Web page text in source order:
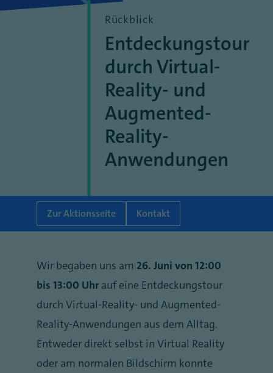
Rückblick
Entdeckungstour
durch Virtual-
Reality- und
Augmented-
Reality-
Anwendungen
Zur Aktionsseite Kontakt
Wir begaben uns am 26. Juni von 12:00
bis 13:00 Uhr auf eine Entdeckungstour
durch Virtual-Reality- und Augmented-
Reality-Anwendungen aus dem Alltag.
Entweder direkt selbst in Virtual Reality
oder am normalen Bildschirm konnte